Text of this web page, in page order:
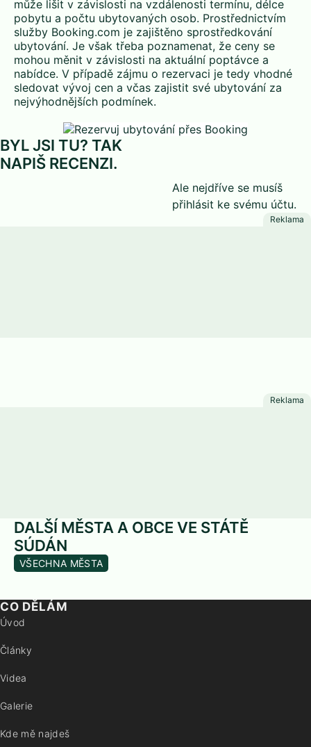
může lišit v závislosti na vzdálenosti termínu, délce
pobytu a počtu ubytovaných osob. Prostřednictvím
služby Booking.com je zajištěno sprostředkování
ubytování. Je však třeba poznamenat, že ceny se
mohou měnit v závislosti na aktuální poptávce a
nabídce. V případě zájmu o rezervaci je tedy vhodné
sledovat vývoj cen a včas zajistit své ubytování za
nejvýhodnějších podmínek.
BYL JSI TU? TAK
NAPIŠ RECENZI.
Ale nejdříve se musíš
přihlásit ke svému účtu.
DALŠÍ MĚSTA A OBCE VE STÁTĚ
SÚDÁN
VŠECHNA MĚSTA
CO DĚLÁM
Úvod
Články
Videa
Galerie
Kde mě najdeš